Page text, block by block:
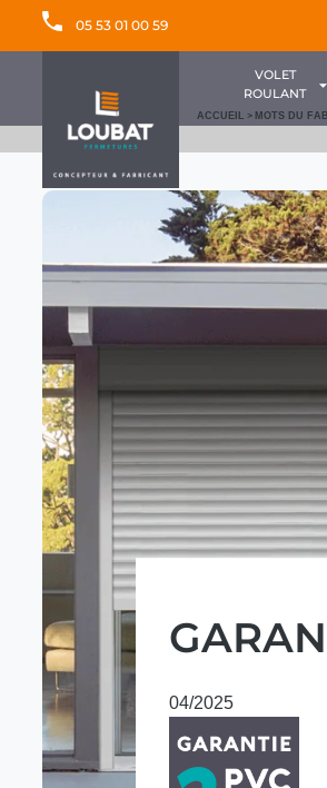
05 53 01 00 59
VOLET
ROULANT
ACCUEIL > MOTS DU
04/2025